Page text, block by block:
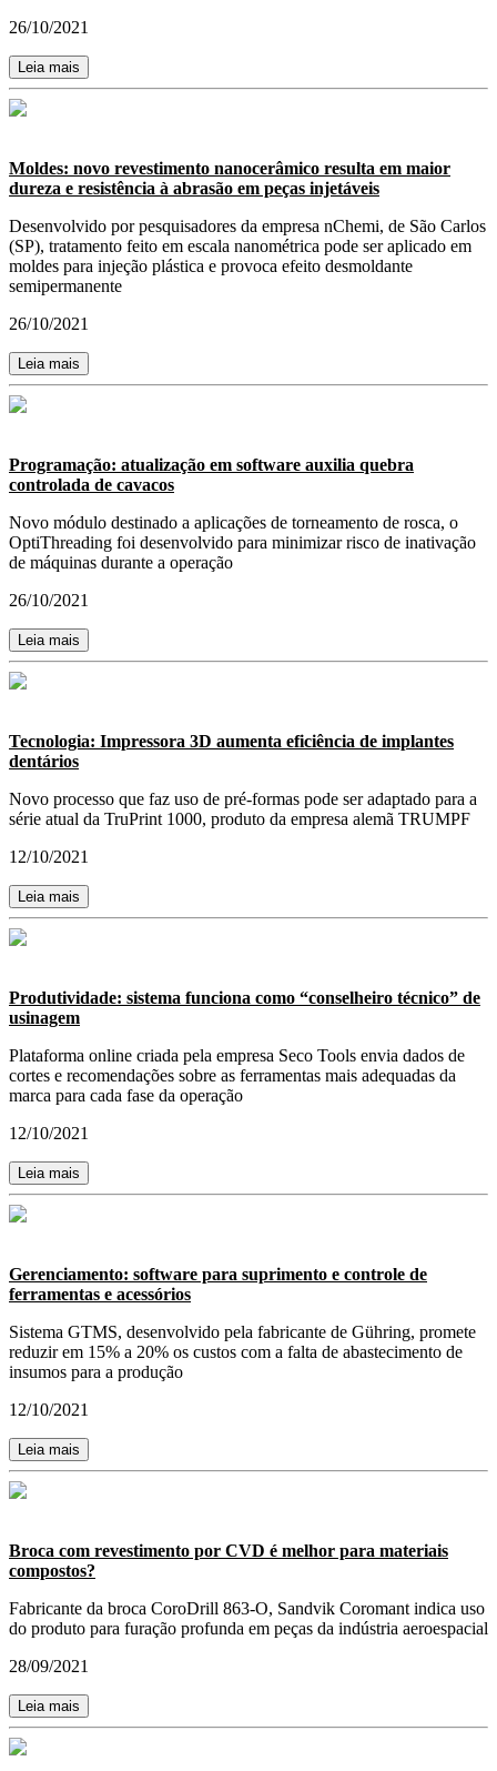
26/10/2021
Leia mais
Moldes: novo revestimento nanocerâmico resulta em maior
dureza e resistência à abrasão em peças injetáveis
Desenvolvido por pesquisadores da empresa nChemi, de São Carlos
(SP), tratamento feito em escala nanométrica pode ser aplicado em
moldes para injeção plástica e provoca efeito desmoldante
semipermanente
26/10/2021
Leia mais
Programação: atualização em software auxilia quebra
controlada de cavacos
Novo módulo destinado a aplicações de torneamento de rosca, o
OptiThreading foi desenvolvido para minimizar risco de inativação
de máquinas durante a operação
26/10/2021
Leia mais
Tecnologia: Impressora 3D aumenta eficiência de implantes
dentários
Novo processo que faz uso de pré-formas pode ser adaptado para a
série atual da TruPrint 1000, produto da empresa alemã TRUMPF
12/10/2021
Leia mais
Produtividade: sistema funciona como “conselheiro técnico” de
usinagem
Plataforma online criada pela empresa Seco Tools envia dados de
cortes e recomendações sobre as ferramentas mais adequadas da
marca para cada fase da operação
12/10/2021
Leia mais
Gerenciamento: software para suprimento e controle de
ferramentas e acessórios
Sistema GTMS, desenvolvido pela fabricante de Gühring, promete
reduzir em 15% a 20% os custos com a falta de abastecimento de
insumos para a produção
12/10/2021
Leia mais
Broca com revestimento por CVD é melhor para materiais
compostos?
Fabricante da broca CoroDrill 863-O, Sandvik Coromant indica uso
do produto para furação profunda em peças da indústria aeroespacial
28/09/2021
Leia mais